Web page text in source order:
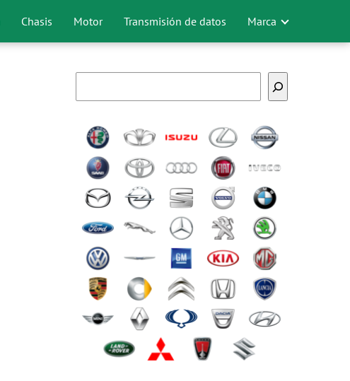
Chasis Motor Transmisión de datos Marca